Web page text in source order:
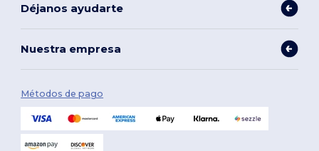
Déjanos ayudarte
Nuestra empresa
Métodos de pago